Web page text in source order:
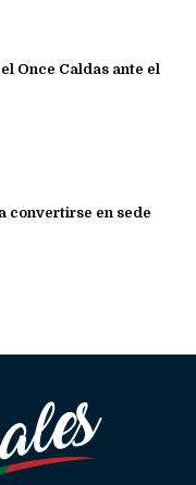
Once Caldas ante el
convertirse en sede